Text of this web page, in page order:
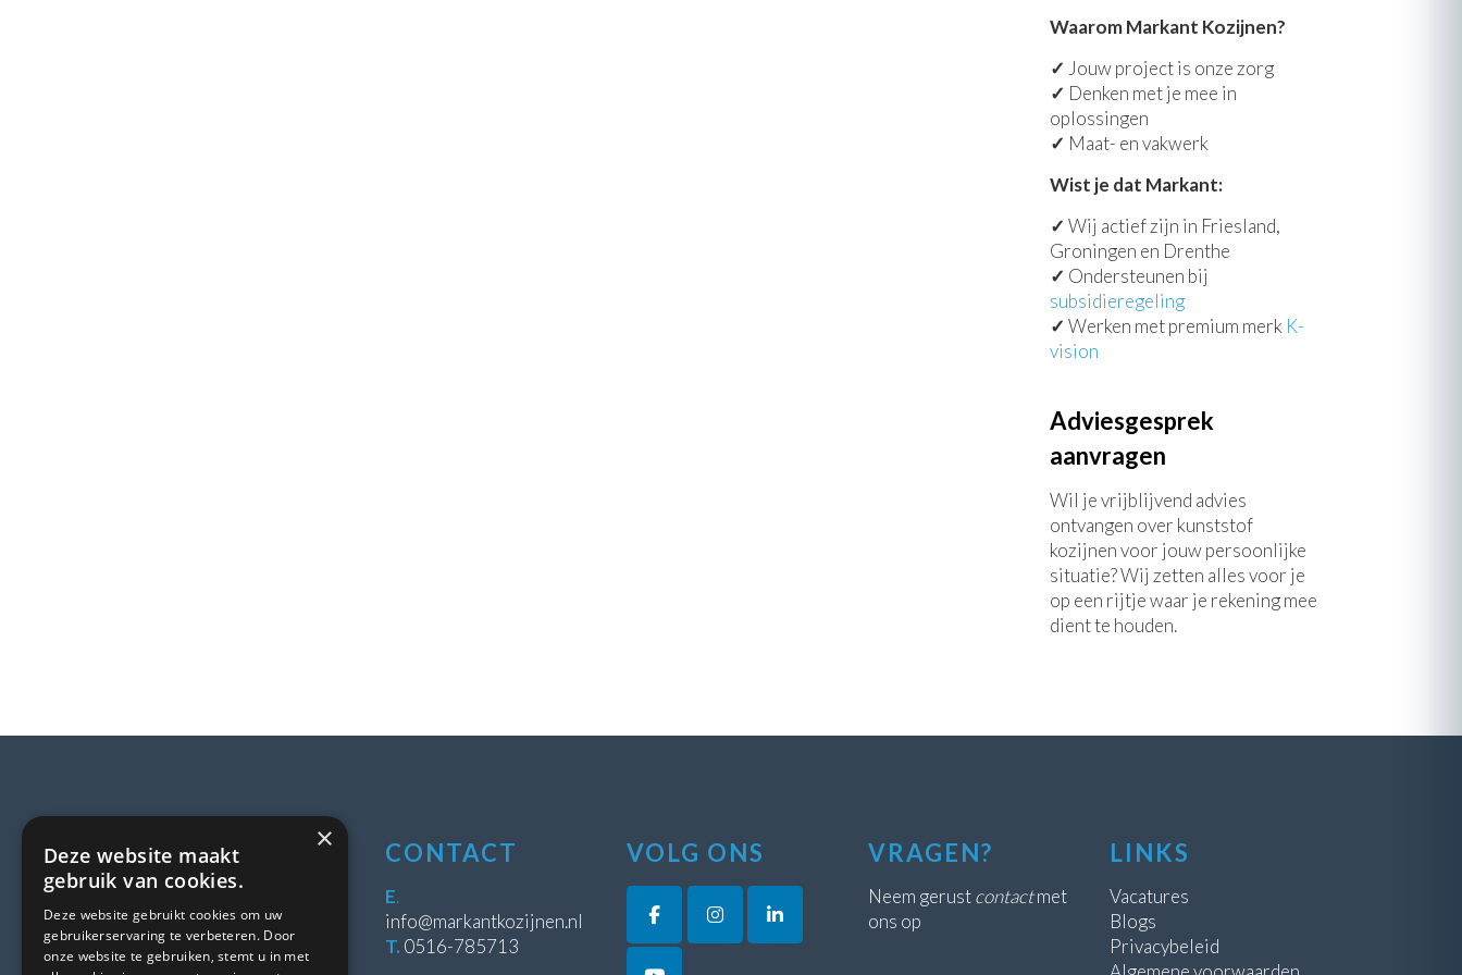
Waarom Markant Kozijnen?
✓ Jouw project is onze zorg
✓ Denken met je mee in
oplossingen
✓ Maat- en vakwerk
Wist je dat Markant:
✓ Wij actief zijn in Friesland,
Groningen en Drenthe
✓ Ondersteunen bij
subsidieregeling
✓ Werken met premium merk K-
vision
Adviesgesprek
aanvragen
Wil je vrijblijvend advies
ontvangen over kunststof
kozijnen voor jouw persoonlijke
situatie? Wij zetten alles voor je
op een rijtje waar je rekening mee
dient te houden.
LOCATIE
8431 WE Oosterwolde
CONTACT
E.
info@markantkozijnen.nl
T. 0516-785713
VOLG ONS VRAGEN?
Neem gerustcontactmet
ons op
LINKS
Vacatures
Blogs
Privacybeleid
×
Deze website maakt
gebruik van cookies.
Deze website gebruikt cookies om uw
gebruikerservaring te verbeteren. Door
onze website te gebruiken, stemt u in met